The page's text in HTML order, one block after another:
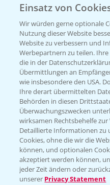
Beratung auf
T.+49 (0)174
KONTAKT
Hilfe in Notfällen
T.+49 (0)214/
Einsatz von
Wir würden gerne optionale
Nutzung dieser Website
Website zu verbessern und
Werbepartnern zu teilen.
die in der
Übermittlungen an
wie insbesondere den USA.
Ihre derart übermittelten
Behörden in diesen
Überwachungszwecken
wirksamen Rechtsbehelfe
Detaillierte Informationen zu
Cookies, ohne die wir die
können, und optionalen
akzeptiert werden können,
jeder Zeit ändern oder
unserer Privacy Statement